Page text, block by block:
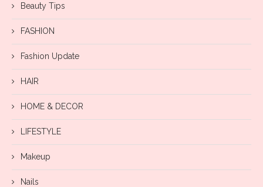
Beauty Tips
FASHION
Fashion Update
HAIR
HOME & DECOR
LIFESTYLE
Makeup
Nails